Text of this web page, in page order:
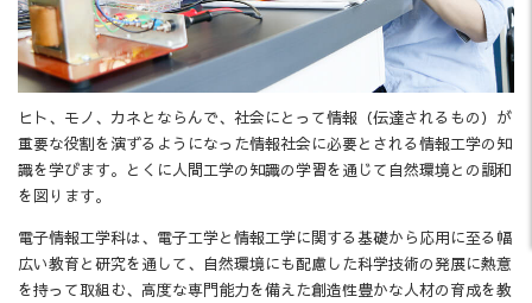
ヒト、モノ、カネとならんで、社会にとって情報（伝達されるもの）が
重要な役割を演ずるようになった情報社会に必要とされる情報工学の知
識を学びます。とくに人間工学の知識の学習を通じて自然環境との調和
を図ります。
電子情報工学科は、電子工学と情報工学に関する基礎から応用に至る幅
広い教育と研究を通して、自然環境にも配慮した科学技術の発展に熱意
を持って取組む、高度な専門能力を備えた創造性豊かな人材の育成を教